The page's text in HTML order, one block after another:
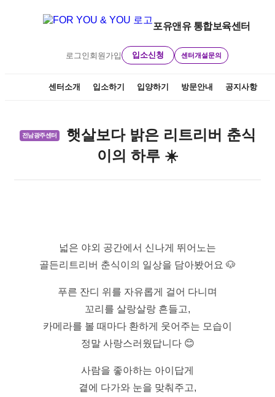
포유앤유 통합보육센터
센터소개 입소하기 입양하기 방문안내 공지사항
로그인 회원가입 입소신청 센터개설문의
전남광주센터
햇살보다 밝은 리트리버 춘식
이의 하루 ☀️
넓은 야외 공간에서 신나게 뛰어노는
골든리트리버 춘식이의 일상을 담아봤어요 🐶
푸른 잔디 위를 자유롭게 걸어 다니며
꼬리를 살랑살랑 흔들고,
카메라를 볼 때마다 환하게 웃어주는 모습이
정말 사랑스러웠답니다 😊
사람을 좋아하는 아이답게
곁에 다가와 눈을 맞춰주고,